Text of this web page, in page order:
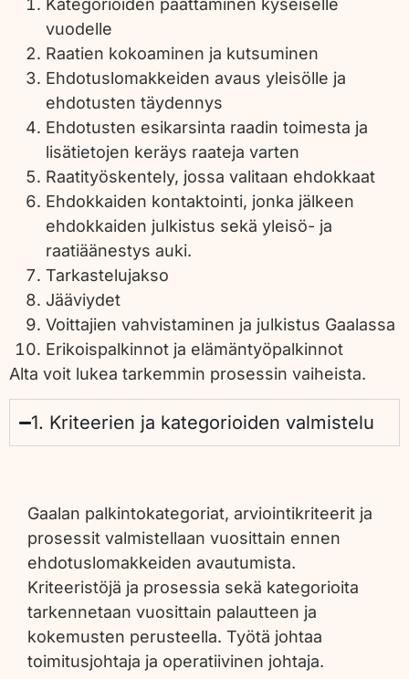
Kategorioiden päättäminen kyseiselle
vuodelle
Raatien kokoaminen ja kutsuminen
Ehdotuslomakkeiden avaus yleisölle ja
ehdotusten täydennys
Ehdotusten esikarsinta raadin toimesta ja
lisätietojen keräys raateja varten
Raatityöskentely, jossa valitaan ehdokkaat
Ehdokkaiden kontaktointi, jonka jälkeen
ehdokkaiden julkistus sekä yleisö- ja
raatiäänestys auki.
Tarkastelujakso
Jääviydet
Voittajien vahvistaminen ja julkistus Gaalassa
Erikoispalkinnot ja elämäntyöpalkinnot
Alta voit lukea tarkemmin prosessin vaiheista.
1. Kriteerien ja kategorioiden valmistelu
Gaalan palkintokategoriat, arviointikriteerit ja
prosessit valmistellaan vuosittain ennen
ehdotuslomakkeiden avautumista.
Kriteeristöjä ja prosessia sekä kategorioita
tarkennetaan vuosittain palautteen ja
kokemusten perusteella. Työtä johtaa
toimitusjohtaja ja operatiivinen johtaja.